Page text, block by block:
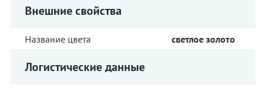
Внешние свойства
Название цвета светлое золото
Логистические данные